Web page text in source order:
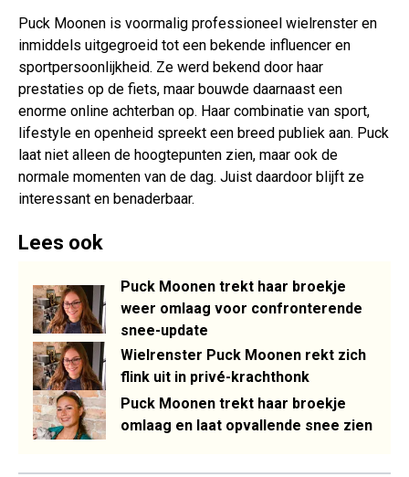
Puck Moonen is voormalig professioneel wielrenster en
inmiddels uitgegroeid tot een bekende influencer en
sportpersoonlijkheid. Ze werd bekend door haar
prestaties op de fiets, maar bouwde daarnaast een
enorme online achterban op. Haar combinatie van sport,
lifestyle en openheid spreekt een breed publiek aan. Puck
laat niet alleen de hoogtepunten zien, maar ook de
normale momenten van de dag. Juist daardoor blijft ze
interessant en benaderbaar.
Lees ook
Puck Moonen trekt haar broekje
weer omlaag voor confronterende
snee-update
Wielrenster Puck Moonen rekt zich
flink uit in privé-krachthonk
Puck Moonen trekt haar broekje
omlaag en laat opvallende snee zien